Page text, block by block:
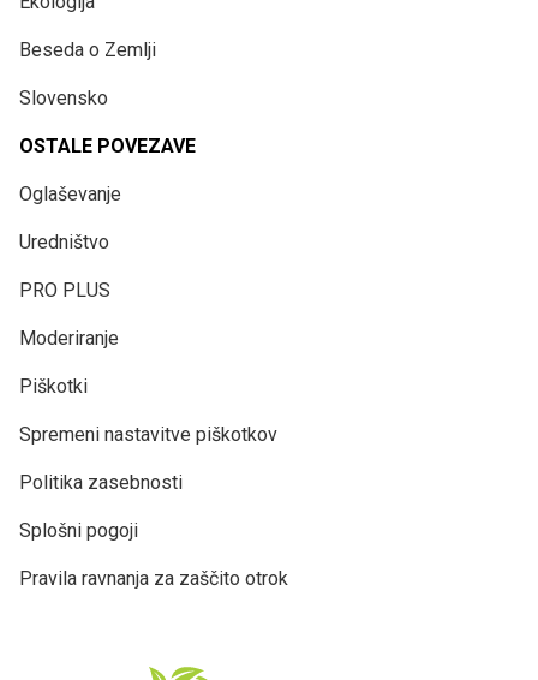
Beseda o Zemlji
Slovensko
OSTALE POVEZAVE
Oglaševanje
Uredništvo
PRO PLUS
Moderiranje
Piškotki
Spremeni nastavitve piškotkov
Politika zasebnosti
Splošni pogoji
Pravila ravnanja za zaščito otrok